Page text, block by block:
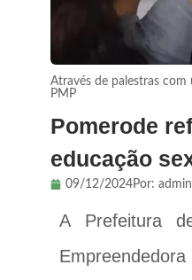
Através de palestras com
PMP
Pomerode
educação
09/12/2024Por:
A Prefeitura